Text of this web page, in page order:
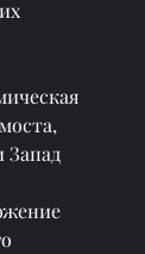
Запад